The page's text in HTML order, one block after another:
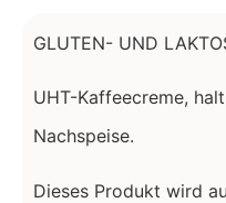
GLUTEN- UND
UHT-Kaffeecreme,
Nachspeise.
Dieses Produkt wird